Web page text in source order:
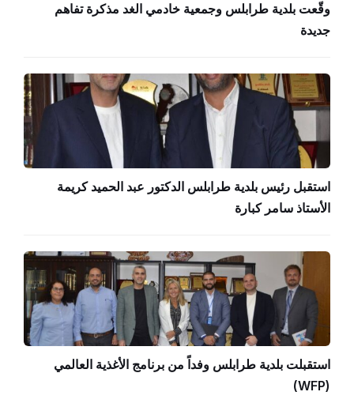
وقّعت بلدية طرابلس وجمعية خادمي الغد مذكرة تفاهم
جديدة
استقبل رئيس بلدية طرابلس الدكتور عبد الحميد كريمة
الأستاذ سامر كبارة
استقبلت بلدية طرابلس وفداً من برنامج الأغذية العالمي
(WFP)